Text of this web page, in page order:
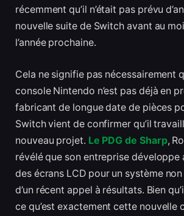
récemment qu’il n’était pas prévu
nouvelle suite de Switch avant au
l’année prochaine.
Cela ne signifie pas nécessairement
console Nintendo n’est pas déjà en
fabricant de longue date de pièces
Switch vient de confirmer qu’il
nouveau projet. Le PDG de Sharp,
révélé que son entreprise développe
des écrans LCD pour un système
d’un récent appel à résultats. Bien
ce qu’est exactement cette nouvelle